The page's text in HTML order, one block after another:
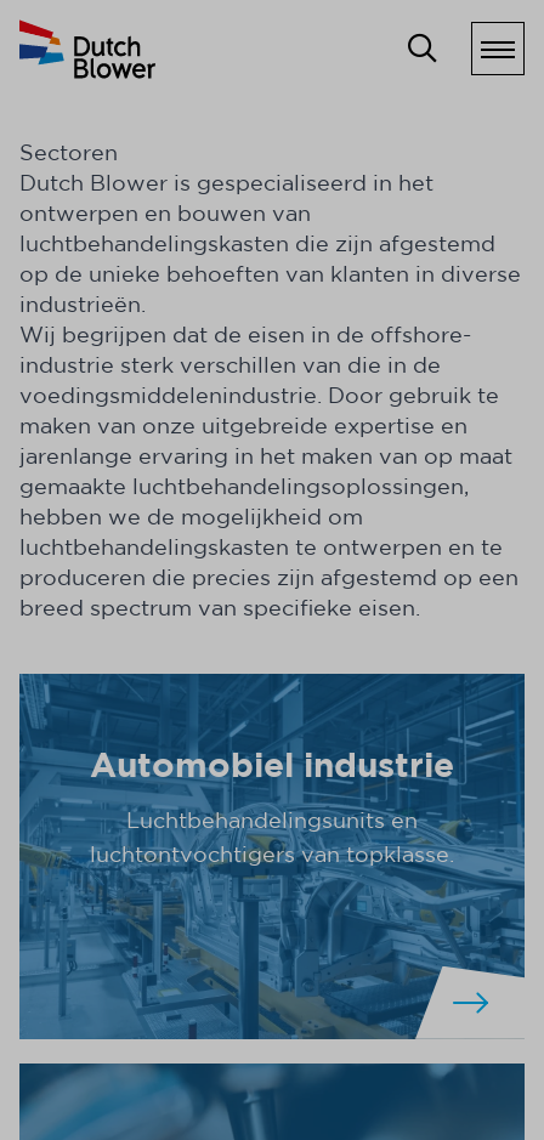
Sectoren
Dutch Blower is gespecialiseerd in het
ontwerpen en bouwen van
luchtbehandelingskasten die zijn afgestemd
op de unieke behoeften van klanten in diverse
industrieën.
Wij begrijpen dat de eisen in de offshore-
industrie sterk verschillen van die in de
voedingsmiddelenindustrie. Door gebruik te
maken van onze uitgebreide expertise en
jarenlange ervaring in het maken van op maat
gemaakte luchtbehandelingsoplossingen,
hebben we de mogelijkheid om
luchtbehandelingskasten te ontwerpen en te
produceren die precies zijn afgestemd op een
breed spectrum van specifieke eisen.
Automobiel industrie
Luchtbehandelingsunits en
luchtontvochtigers van topklasse.